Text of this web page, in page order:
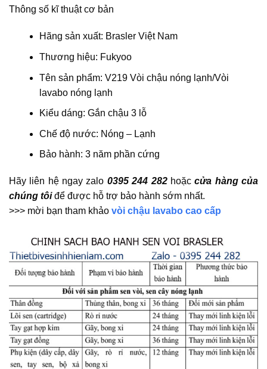
Thông số kĩ thuật cơ bản
Hãng sản xuất: Brasler Việt Nam
Thương hiệu: Fukyoo
Tên sản phẩm: V219 Vòi chậu nóng lạnh/Vòi
lavabo nóng lạnh
Kiểu dáng: Gắn chậu 3 lỗ
Chế độ nước: Nóng – Lạnh
Bảo hành: 3 năm phần cứng
Hãy liên hệ ngay zalo 0395 244 282hoặccửa hàng của
chúng tôiđể được hỗ trợ bảo hành sớm nhất.
>>> mời bạn tham khảo vòi chậu lavabo cao cấp